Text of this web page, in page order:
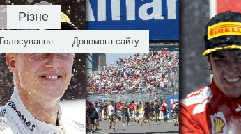
Різне
Голосування Допомога сайту